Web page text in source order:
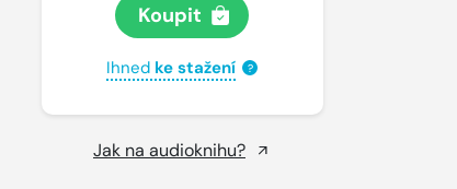
Koupit
Ihned ke stažení ?
Jak na audioknihu?